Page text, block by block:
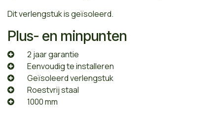
Dit verlengstuk is geïsoleerd.
Plus- en minpunten
​2 jaar garantie
​Eenvoudig te installeren
​Geïsoleerd verlengstuk
​Roestvrij staal
​1000 mm